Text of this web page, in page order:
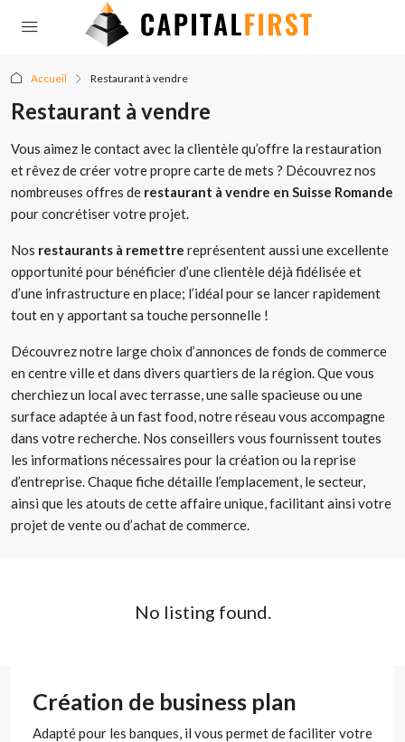
Accueil Restaurant à vendre
Restaurant à vendre
Vous aimez le contact avec la clientèle qu’offre la restauration
et rêvez de créer votre propre carte de mets ? Découvrez nos
nombreuses offres de restaurant à vendre en Suisse Romande
pour concrétiser votre projet.
Nos restaurants à remettre représentent aussi une excellente
opportunité pour bénéficier d’une clientèle déjà fidélisée et
d’une infrastructure en place; l’idéal pour se lancer rapidement
tout en y apportant sa touche personnelle !
Découvrez notre large choix d’annonces de fonds de commerce
en centre ville et dans divers quartiers de la région. Que vous
cherchiez un local avec terrasse, une salle spacieuse ou une
surface adaptée à un fast food, notre réseau vous accompagne
dans votre recherche. Nos conseillers vous fournissent toutes
les informations nécessaires pour la création ou la reprise
d’entreprise. Chaque fiche détaille l’emplacement, le secteur,
ainsi que les atouts de cette affaire unique, facilitant ainsi votre
projet de vente ou d’achat de commerce.
No listing found.
Création de business plan
Adapté pour les banques, il vous permet de faciliter votre